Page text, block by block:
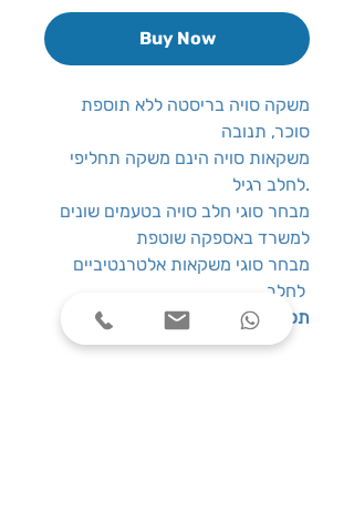
Buy Now
משקה סויה בריסטה ללא תוספת
סוכר, תנובה
משקאות סויה הינם משקה תחליפי
לחלב רגיל.
מבחר סוגי חלב סויה בטעמים שונים
למשרד באספקה שוטפת
מבחר סוגי משקאות אלטרנטיביים
תכולה
: 1 ליטר